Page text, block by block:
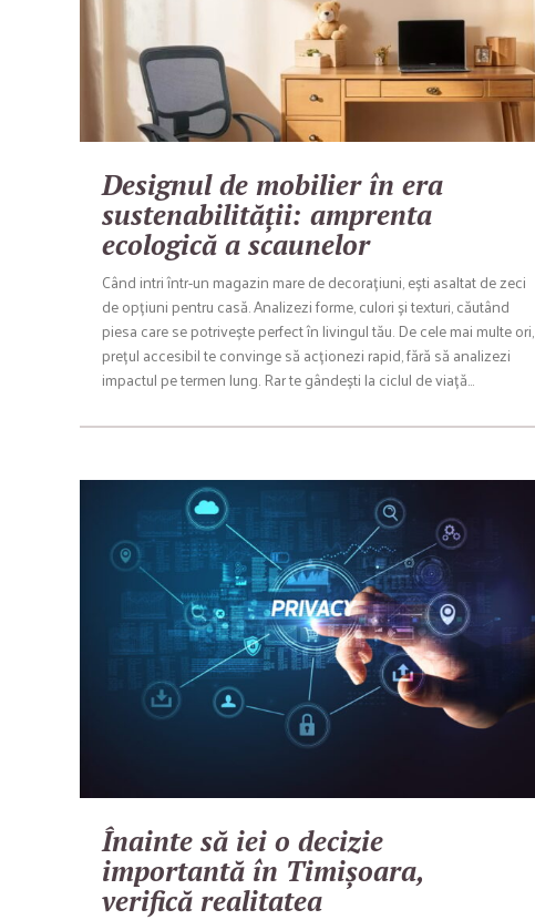
Designul de mobilier în era
sustenabilității: amprenta
ecologică a scaunelor
Când intri într-un magazin mare de decorațiuni, ești asaltat de zeci
de opțiuni pentru casă. Analizezi forme, culori și texturi, căutând
piesa care se potrivește perfect în livingul tău. De cele mai multe ori,
prețul accesibil te convinge să acționezi rapid, fără să analizezi
impactul pe termen lung. Rar te gândești la ciclul de viață…
Înainte să iei o decizie
importantă în Timișoara,
verifică realitatea